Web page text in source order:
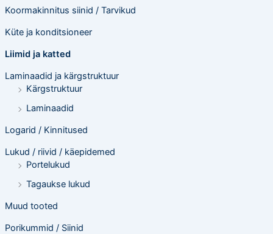
Koormakinnitus siinid / Tarvikud
Küte ja konditsioneer
Liimid ja katted
Laminaadid ja kärgstruktuur
Kärgstruktuur
Laminaadid
Logarid / Kinnitused
Lukud / riivid / käepidemed
Portelukud
Tagaukse lukud
Muud tooted
Porikummid / Siinid